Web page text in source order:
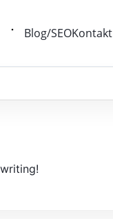
Blog/SEOKontakt